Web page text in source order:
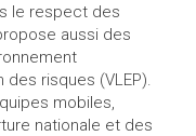
le respect des
aussi des
risques (VLEP).
mobiles,
nationale et des